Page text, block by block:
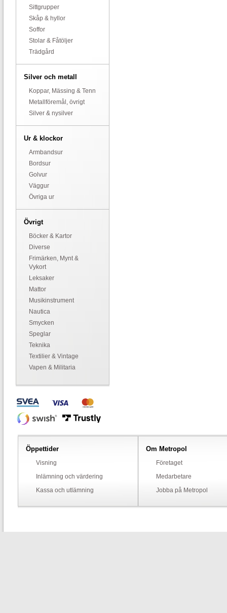
Sittgrupper
Skåp & hyllor
Soffor
Stolar & Fåtöljer
Trädgård
Silver och metall
Koppar, Mässing & Tenn
Metallföremål, övrigt
Silver & nysilver
Ur & klockor
Armbandsur
Bordsur
Golvur
Väggur
Övriga ur
Övrigt
Böcker & Kartor
Diverse
Frimärken, Mynt &
Vykort
Leksaker
Mattor
Musikinstrument
Nautica
Smycken
Speglar
Teknika
Textilier & Vintage
Vapen & Militaria
Öppettider
Visning
Inlämning och värdering
Kassa och utlämning
Om Metropol
Företaget
Medarbetare
Jobba på Metropol